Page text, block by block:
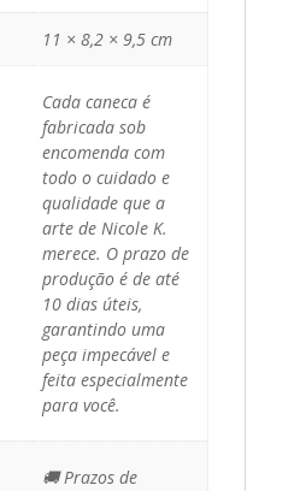
11 × 8,2 × 9,5 cm
Cada caneca é
fabricada sob
encomenda com
todo o cuidado e
qualidade que a
arte de Nicole K.
merece. O prazo de
produção é de até
10 dias úteis,
garantindo uma
peça impecável e
feita especialmente
para você.
🚚 Prazos de